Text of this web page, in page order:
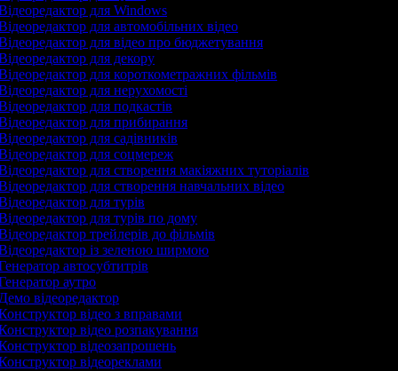
для Windows
для автомобільних відео
для відео про бюджетування
для декору
для короткометражних фільмів
для нерухомості
для подкастів
для прибирання
для садівників
для соцмереж
для створення макіяжних туторіалів
для створення навчальних відео
для турів
для турів по дому
трейлерів до фільмів
із зеленою ширмою
автосубтитрів
аутро
відеоредактор
відео з вправами
відео розпакування
відеозапрошень
відеореклами